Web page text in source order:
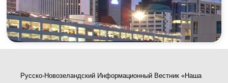
Русско-Новозеландский Информационный Вестник «Наша